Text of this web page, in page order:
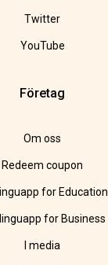
Twitter
YouTube
Företag
Om oss
Redeem coupon
for Education
for Business
I media